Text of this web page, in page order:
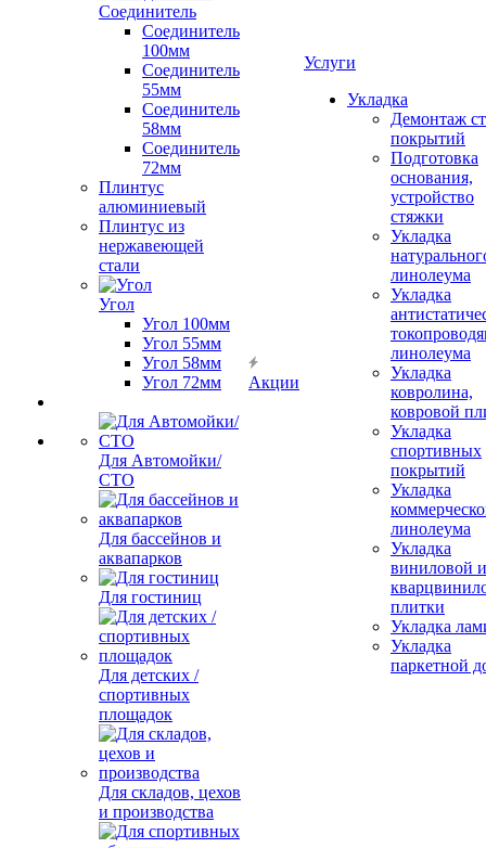
Соединитель
Соединитель
100мм
Соединитель
55мм
Соединитель
58мм
Соединитель
72мм
Плинтус
алюминиевый
Плинтус из
нержавеющей
стали
Угол
Угол 100мм
Угол 55мм
Угол 58мм
Угол 72мм
Для Автомойки/
СТО
Для бассейнов и
аквапарков
Для гостиниц
Для детских /
спортивных
площадок
Для складов, цехов
и производства
Акции
Услуги
Укладка
Демонтаж
покрытий
Подготовка
основания,
устройство
стяжки
Укладка
линолеума
Укладка
линолеума
Укладка
ковролина,
ковровой
Укладка
спортивных
покрытий
Укладка
линолеума
Укладка
виниловой и
плитки
Укладка
Укладка
паркетной